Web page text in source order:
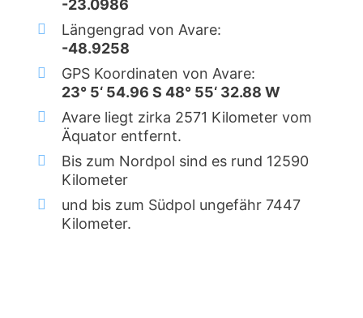
-23.0986
Längengrad von Avare:
-48.9258
GPS Koordinaten von Avare:
23° 5‘ 54.96 S 48° 55‘ 32.88 W
Avare liegt zirka 2571 Kilometer vom
Äquator entfernt.
Bis zum Nordpol sind es rund 12590
Kilometer
und bis zum Südpol ungefähr 7447
Kilometer.